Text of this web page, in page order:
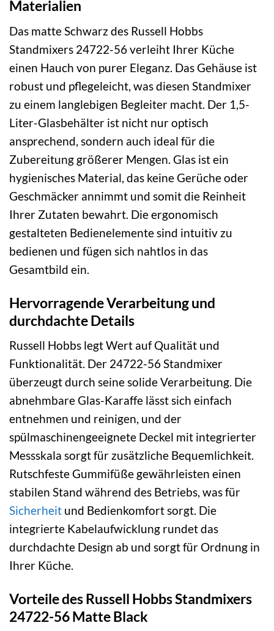
Materialien
Das matte Schwarz des Russell Hobbs
Standmixers 24722-56 verleiht Ihrer Küche
einen Hauch von purer Eleganz. Das Gehäuse ist
robust und pflegeleicht, was diesen Standmixer
zu einem langlebigen Begleiter macht. Der 1,5-
Liter-Glasbehälter ist nicht nur optisch
ansprechend, sondern auch ideal für die
Zubereitung größerer Mengen. Glas ist ein
hygienisches Material, das keine Gerüche oder
Geschmäcker annimmt und somit die Reinheit
Ihrer Zutaten bewahrt. Die ergonomisch
gestalteten Bedienelemente sind intuitiv zu
bedienen und fügen sich nahtlos in das
Gesamtbild ein.
Hervorragende Verarbeitung und
durchdachte Details
Russell Hobbs legt Wert auf Qualität und
Funktionalität. Der 24722-56 Standmixer
überzeugt durch seine solide Verarbeitung. Die
abnehmbare Glas-Karaffe lässt sich einfach
entnehmen und reinigen, und der
spülmaschinengeeignete Deckel mit integrierter
Messskala sorgt für zusätzliche Bequemlichkeit.
Rutschfeste Gummifüße gewährleisten einen
stabilen Stand während des Betriebs, was für
Sicherheit und Bedienkomfort sorgt. Die
integrierte Kabelaufwicklung rundet das
durchdachte Design ab und sorgt für Ordnung in
Ihrer Küche.
Vorteile des Russell Hobbs Standmixers
24722-56 Matte Black